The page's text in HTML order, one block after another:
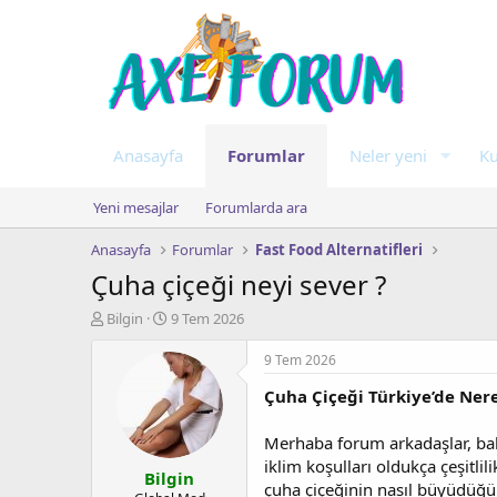
Anasayfa Forumlar Neler yeni
Yeni mesajlar Forumlarda ara
Anasayfa Forumlar Fast Food Alternatifleri
Çuha çiçeği neyi sever ?
K
Bilgin
B
ş
l
a
n
g
ı
ç
9 Tem 2026
Bilgin
9 Tem 2026
Çuha Çiçeği Türkiye’de
Merhaba forum arkadaşlar,
iklim koşulları oldukça
çuha çiçeğinin nasıl